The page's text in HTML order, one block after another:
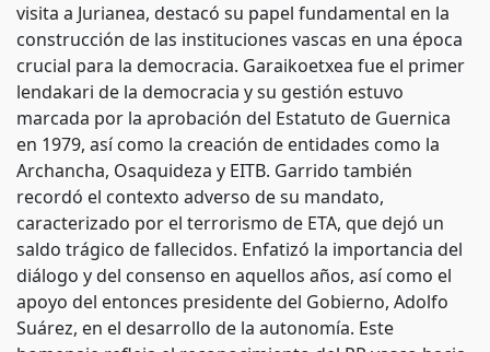
visita a Jurianea, destacó su papel fundamental en la
construcción de las instituciones vascas en una época
crucial para la democracia. Garaikoetxea fue el primer
lendakari de la democracia y su gestión estuvo
marcada por la aprobación del Estatuto de Guernica
en 1979, así como la creación de entidades como la
Archancha, Osaquideza y EITB. Garrido también
recordó el contexto adverso de su mandato,
caracterizado por el terrorismo de ETA, que dejó un
saldo trágico de fallecidos. Enfatizó la importancia del
diálogo y del consenso en aquellos años, así como el
apoyo del entonces presidente del Gobierno, Adolfo
Suárez, en el desarrollo de la autonomía. Este